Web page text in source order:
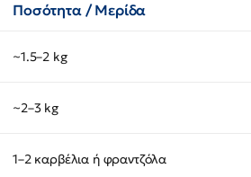
Ποσότητα / Μερίδα
~1.5–2 kg
~2–3 kg
1–2 καρβέλια ή φραντζόλα